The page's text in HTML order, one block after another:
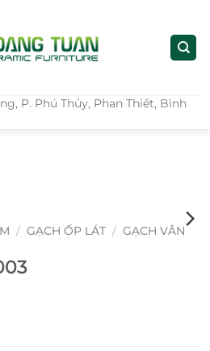
P. Phú Thủy, Phan Thiết, Bình
/ GẠCH ỐP LÁT / GẠCH VÂN